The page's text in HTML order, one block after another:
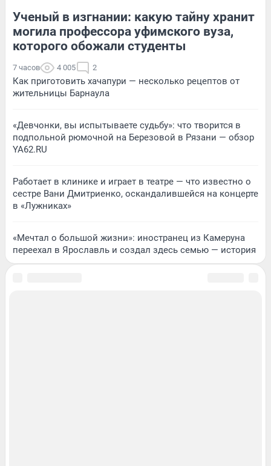
Ученый в изгнании: какую тайну хранит
могила профессора уфимского вуза,
которого обожали студенты
7 часов 4 005 2
Как приготовить хачапури — несколько рецептов от
жительницы Барнаула
«Девчонки, вы испытываете судьбу»: что творится в
подпольной рюмочной на Березовой в Рязани — обзор
YA62.RU
Работает в клинике и играет в театре — что известно о
сестре Вани Дмитриенко, оскандалившейся на концерте
в «Лужниках»
«Мечтал о большой жизни»: иностранец из Камеруна
переехал в Ярославль и создал здесь семью — история